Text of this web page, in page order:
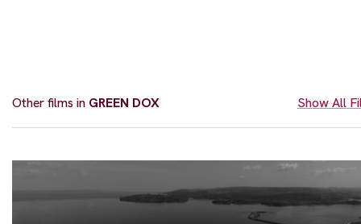
Other films in GREEN DOX Show All